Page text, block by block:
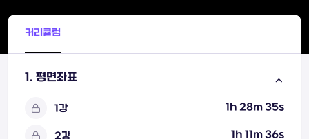
커리큘럼
1. 평면좌표
1강 1h 28m 35s
2강 1h 11m 36s